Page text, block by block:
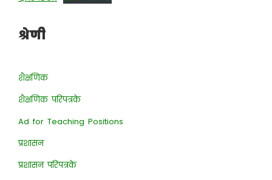
श्रेणी
शैक्षणिक
शैक्षणिक परिपत्रके
Ad for Teaching Positions
प्रशासन
प्रशासन परिपत्रके